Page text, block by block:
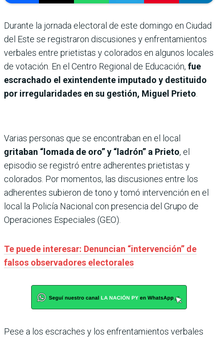
Durante la jornada electoral de este domingo en Ciudad
del Este se registraron discusiones y enfrentamientos
verbales entre prietistas y colorados en algunos locales
de votación. En el Centro Regional de Educación, fue
escrachado el exintendente imputado y destituido
por irregularidades en su gestión, Miguel Prieto
Varias personas que se encontraban en el local
gritaban “lomada de oro” y “ladrón” a Prieto, el
episodio se registró entre adherentes prietistas y
colorados. Por momentos, las discusiones entre los
adherentes subieron de tono y tomó intervención en el
local la Policía Nacional con presencia del Grupo de
Operaciones Especiales (GEO).
Te puede interesar: Denuncian “intervención” de
falsos observadores electorales
Pese a los escraches y los enfrentamientos verbales